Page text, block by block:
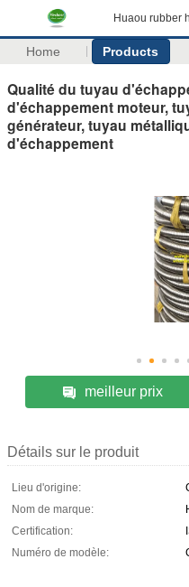
Huaou rubber
Home Products
Qualité du tuyau
d'échappement moteur,
générateur, tuyau
d'échappement
meilleur prix
Détails sur le produit
Lieu d'origine:
Nom de marque:
Certification:
Numéro de modèle: